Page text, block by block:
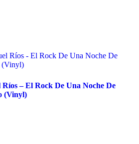
– El Rock De Una Noche De
(Vinyl)